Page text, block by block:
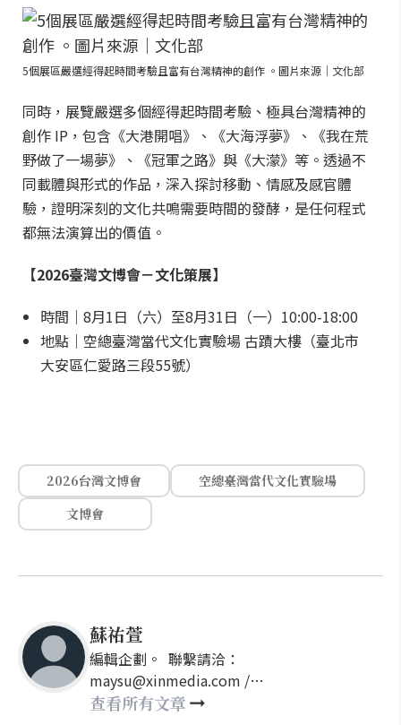
5個展區嚴選經得起時間考驗且富有台灣精神的創作 。圖片來源｜文化部
同時，展覽嚴選多個經得起時間考驗、極具台灣精神的
創作 IP，包含《大港開唱》、《大海浮夢》、《我在荒
野做了一場夢》、《冠軍之路》與《大濛》等。透過不
同載體與形式的作品，深入探討移動、情感及感官體
驗，證明深刻的文化共鳴需要時間的發酵，是任何程式
都無法演算出的價值。
【2026臺灣文博會－文化策展】
時間｜8月1日（六）至8月31日（一）10:00-18:00
地點｜空總臺灣當代文化實驗場 古蹟大樓（臺北市
大安區仁愛路三段55號）
2026台灣文博會
空總臺灣當代文化實驗場
文博會
蘇祐萱
編輯企劃。 聯繫請洽：
maysu@xinmedia.com /
may860527@gmail.com
查看所有文章